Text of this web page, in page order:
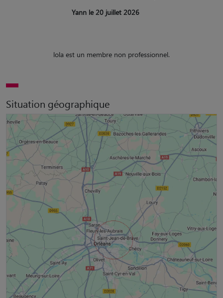
Yann le 20 juillet 2026
lola est un membre non professionnel.
Situation géographique